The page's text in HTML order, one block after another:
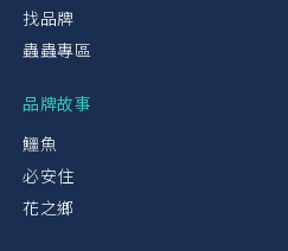
找品牌
蟲蟲專區
品牌故事
鱷魚
必安住
花之鄉